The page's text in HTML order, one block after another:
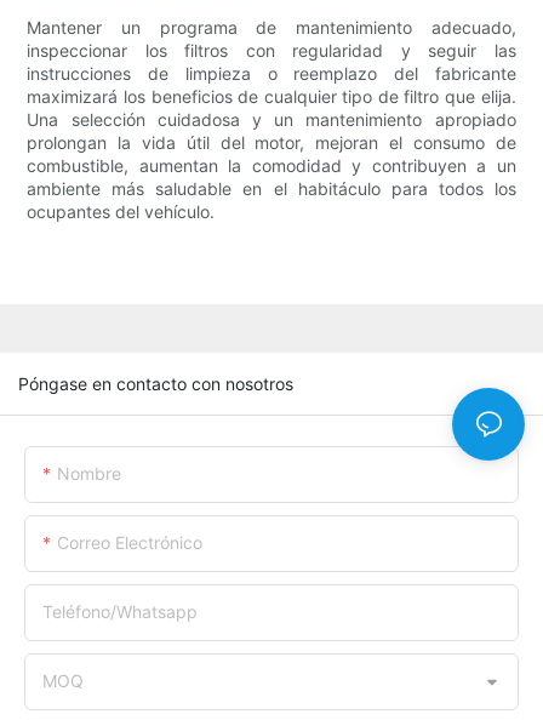
Mantener un programa de mantenimiento adecuado,
inspeccionar los filtros con regularidad y seguir las
instrucciones de limpieza o reemplazo del fabricante
maximizará los beneficios de cualquier tipo de filtro que elija.
Una selección cuidadosa y un mantenimiento apropiado
prolongan la vida útil del motor, mejoran el consumo de
combustible, aumentan la comodidad y contribuyen a un
ambiente más saludable en el habitáculo para todos los
ocupantes del vehículo.
Póngase en contacto con nosotros
Nombre
Correo Electrónico
Teléfono/whatsapp
MOQ